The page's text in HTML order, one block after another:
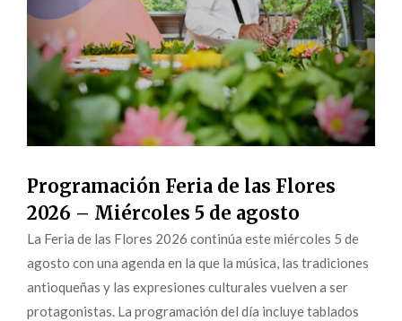
Programación Feria de las Flores
2026 – Miércoles 5 de agosto
La Feria de las Flores 2026 continúa este miércoles 5 de
agosto con una agenda en la que la música, las tradiciones
antioqueñas y las expresiones culturales vuelven a ser
protagonistas. La programación del día incluye tablados